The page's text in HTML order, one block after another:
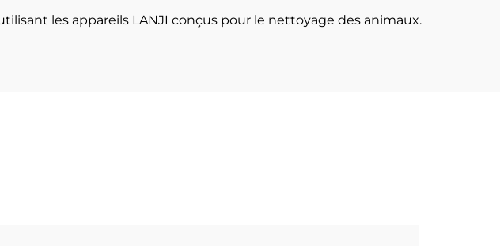
les appareils LANJI conçus pour le nettoyage des animaux.